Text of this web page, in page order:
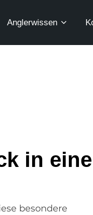
Anglerwissen
in eine
besondere